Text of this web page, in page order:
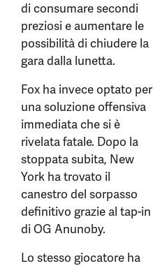
di consumare secondi
preziosi e aumentare le
possibilità di chiudere la
gara dalla lunetta.
Fox ha invece optato per
una soluzione offensiva
immediata che si è
rivelata fatale. Dopo la
stoppata subita, New
York ha trovato il
canestro del sorpasso
definitivo grazie al tap-in
di OG Anunoby.
Lo stesso giocatore ha